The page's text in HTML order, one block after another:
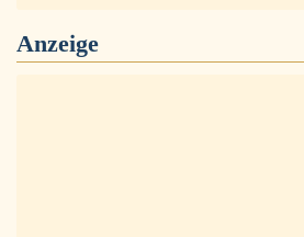
Anzeige